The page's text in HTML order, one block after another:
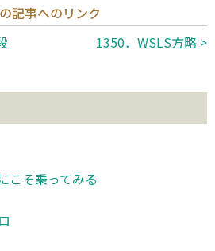
記事へのリンク
1350．WSLS方略 >
こそ乗ってみる